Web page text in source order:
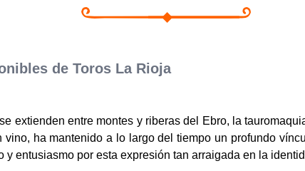
de Toros La Rioja
extienden entre montes y riberas del Ebro, la
ha mantenido a lo largo del tiempo un profundo
entusiasmo por esta expresión tan arraigada en la